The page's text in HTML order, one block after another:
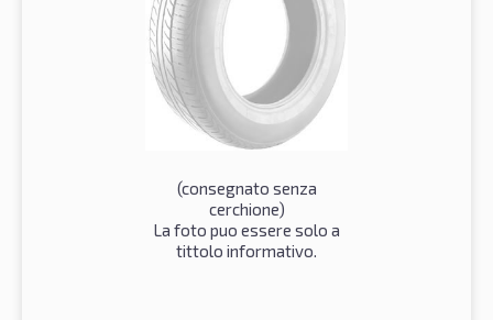
(consegnato senza
cerchione)
La foto puo essere solo a
tittolo informativo.